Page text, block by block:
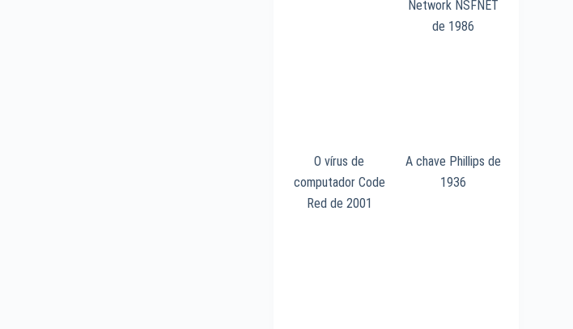
Network NSFNET
de 1986
O vírus de
computador Code
Red de 2001
A chave Phillips de
1936